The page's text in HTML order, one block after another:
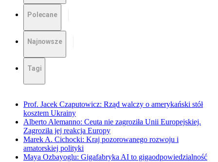
Polecane
Najnowsze
Tagi
Prof. Jacek Czaputowicz: Rząd walczy o amerykański stół
kosztem Ukrainy
Alberto Alemanno: Ceuta nie zagroziła Unii Europejskiej.
Zagroziła jej reakcja Europy
Marek A. Cichocki: Kraj pozorowanego rozwoju i
amatorskiej polityki
Maya Ozbayoglu: Gigafabryka AI to gigaodpowiedzialność